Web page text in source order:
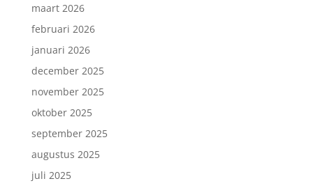
maart 2026
februari 2026
januari 2026
december 2025
november 2025
oktober 2025
september 2025
augustus 2025
juli 2025